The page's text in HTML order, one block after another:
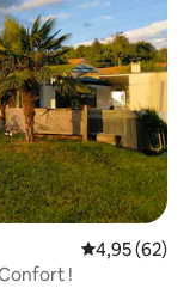
Évaluation
4,95 (62)
!